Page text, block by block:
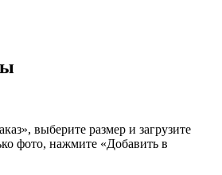
выберите размер и загрузите
фото, нажмите «Добавить в